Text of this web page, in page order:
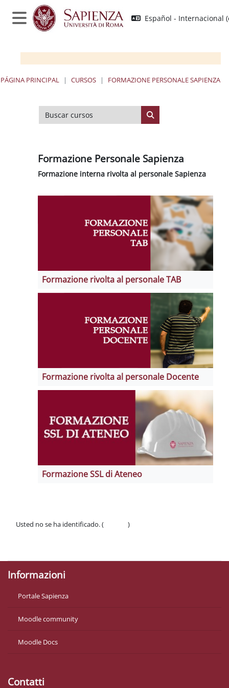
Salta al contenido principal
Panel lateral
Español - Internacional
PÁGINA PRINCIPAL CURSOS FORMAZIONE PERSONALE SAPIENZA
Buscar cursos
Buscar cursos
Formazione Personale Sapienza
Formazione interna rivolta al personale Sapienza
Formazione rivolta al personale TAB
Formazione rivolta al personale Docente
Formazione SSL di Ateneo
Usted no se ha identificado. (
)
Informazioni
Portale Sapienza
Moodle community
Moodle Docs
Contatti